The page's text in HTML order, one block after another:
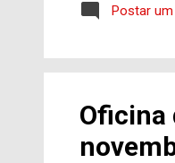
Postar
Oficina